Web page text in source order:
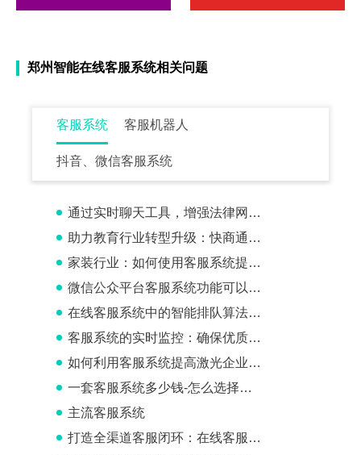
郑州智能在线客服系统相关问题
客服系统 客服机器人
抖音、微信客服系统
通过实时聊天工具，增强法律网站的客户互动
助力教育行业转型升级：快商通在线客服软件解决方案
家装行业：如何使用客服系统提高客户满意度？
微信公众平台客服系统功能可以手机上用吗
在线客服系统中的智能排队算法：实现更合理的客户分配机制
客服系统的实时监控：确保优质客户服务的关键
如何利用客服系统提高激光企业的品牌形象和口碑
一套客服系统多少钱-怎么选择在线客服系统
主流客服系统
打造全渠道客服闭环：在线客服系统提升企业竞争力